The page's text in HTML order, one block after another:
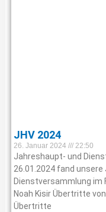
JHV 2024
26. Januar 2024 22:50
Jahreshaupt- und
26.01.2024 fand
Dienstversammlung im
Noah Kisir Übertritte
Übertritte